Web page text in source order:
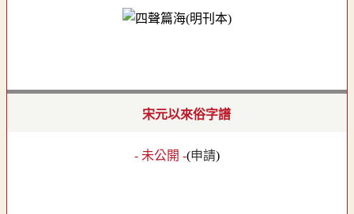
宋元以來俗字譜
- 未公開 -(申請)